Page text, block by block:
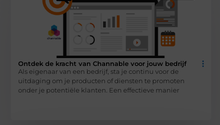
Ontdek de kracht van Channable voor jouw bedrijf
Als eigenaar van een bedrijf, sta je continu voor de
uitdaging om je producten of diensten te promoten
onder je potentiële klanten. Een effectieve manier